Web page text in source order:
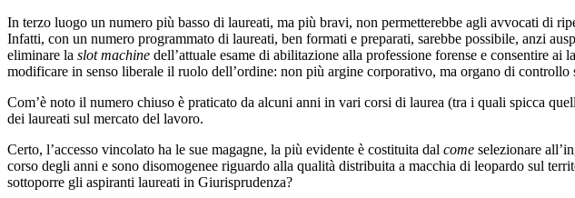
In terzo luogo un numero più basso di laureati, ma più bravi, non permetterebbe agli avvocati di
Infatti, con un numero programmato di laureati, ben formati e preparati, sarebbe possibile, anzi
eliminare la slot machine dell’attuale esame di abilitazione alla professione forense e consentire
modificare in senso liberale il ruolo dell’ordine: non più argine corporativo, ma organo di
Com’è noto il numero chiuso è praticato da alcuni anni in vari corsi di laurea (tra i quali spicca
dei laureati sul mercato del lavoro.
Certo, l’accesso vincolato ha le sue magagne, la più evidente è costituita dal come selezionare
corso degli anni e sono disomogenee riguardo alla qualità distribuita a macchia di leopardo sul
sottoporre gli aspiranti laureati in Giurisprudenza?